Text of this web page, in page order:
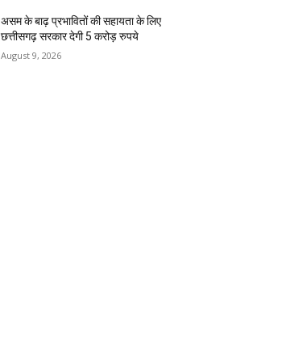
असम के बाढ़ प्रभावितों की सहायता के लिए
छत्तीसगढ़ सरकार देगी 5 करोड़ रुपये
August 9, 2026